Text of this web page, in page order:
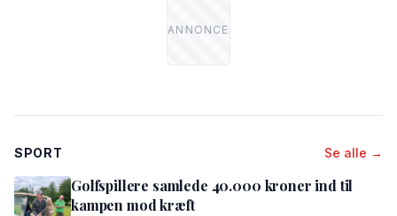
SPORT Se alle →
Golfspillere samlede 40.000 kroner ind til
kampen mod kræft